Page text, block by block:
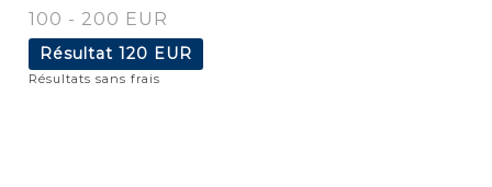
100 - 200 EUR
Résultat 120 EUR
Résultats sans frais